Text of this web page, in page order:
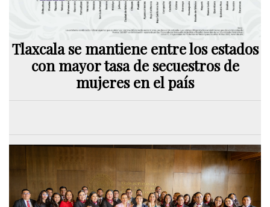
Tlaxcala se mantiene entre los estados
con mayor tasa de secuestros de
mujeres en el país